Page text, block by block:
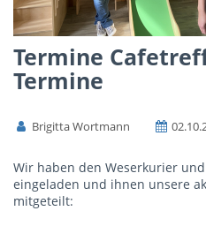
Termine
Termine
Brigitta Wortmann
Wir haben den Weserkurier
eingeladen und ihnen unsere
mitgeteilt: